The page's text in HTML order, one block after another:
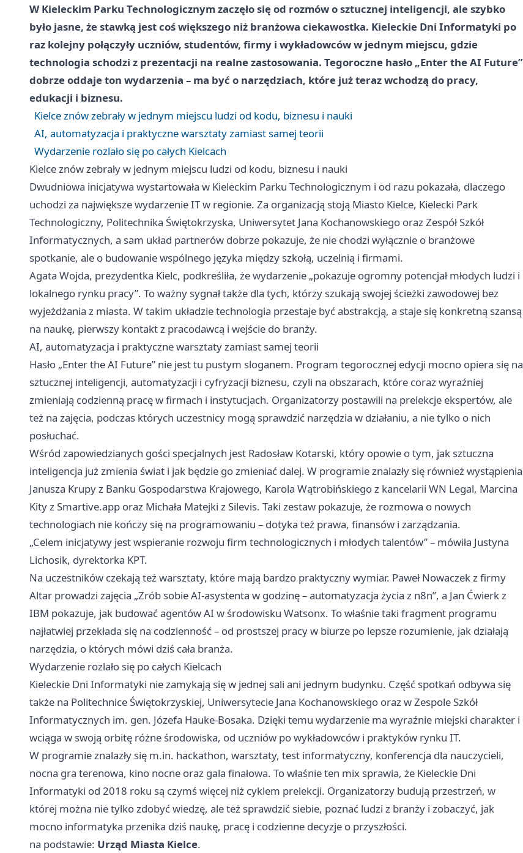
W Kieleckim Parku Technologicznym zaczęło się od rozmów o sztucznej inteligencji, ale szybko
było jasne, że stawką jest coś większego niż branżowa ciekawostka. Kieleckie Dni Informatyki po
raz kolejny połączyły uczniów, studentów, firmy i wykładowców w jednym miejscu, gdzie
technologia schodzi z prezentacji na realne zastosowania. Tegoroczne hasło „Enter the AI Future”
dobrze oddaje ton wydarzenia – ma być o narzędziach, które już teraz wchodzą do pracy,
edukacji i biznesu.
Kielce znów zebrały w jednym miejscu ludzi od kodu, biznesu i nauki
AI, automatyzacja i praktyczne warsztaty zamiast samej teorii
Wydarzenie rozlało się po całych Kielcach
Kielce znów zebrały w jednym miejscu ludzi od kodu, biznesu i nauki
Dwudniowa inicjatywa wystartowała w Kieleckim Parku Technologicznym i od razu pokazała, dlaczego
uchodzi za największe wydarzenie IT w regionie. Za organizacją stoją Miasto Kielce, Kielecki Park
Technologiczny, Politechnika Świętokrzyska, Uniwersytet Jana Kochanowskiego oraz Zespół Szkół
Informatycznych, a sam układ partnerów dobrze pokazuje, że nie chodzi wyłącznie o branżowe
spotkanie, ale o budowanie wspólnego języka między szkołą, uczelnią i firmami.
Agata Wojda, prezydentka Kielc, podkreśliła, że wydarzenie „pokazuje ogromny potencjał młodych ludzi i
lokalnego rynku pracy”. To ważny sygnał także dla tych, którzy szukają swojej ścieżki zawodowej bez
wyjeżdżania z miasta. W takim układzie technologia przestaje być abstrakcją, a staje się konkretną szansą
na naukę, pierwszy kontakt z pracodawcą i wejście do branży.
AI, automatyzacja i praktyczne warsztaty zamiast samej teorii
Hasło „Enter the AI Future” nie jest tu pustym sloganem. Program tegorocznej edycji mocno opiera się na
sztucznej inteligencji, automatyzacji i cyfryzacji biznesu, czyli na obszarach, które coraz wyraźniej
zmieniają codzienną pracę w firmach i instytucjach. Organizatorzy postawili na prelekcje ekspertów, ale
też na zajęcia, podczas których uczestnicy mogą sprawdzić narzędzia w działaniu, a nie tylko o nich
posłuchać.
Wśród zapowiedzianych gości specjalnych jest Radosław Kotarski, który opowie o tym, jak sztuczna
inteligencja już zmienia świat i jak będzie go zmieniać dalej. W programie znalazły się również wystąpienia
Janusza Krupy z Banku Gospodarstwa Krajowego, Karola Wątrobińskiego z kancelarii WN Legal, Marcina
Kity z Smartive.app oraz Michała Matejki z Silevis. Taki zestaw pokazuje, że rozmowa o nowych
technologiach nie kończy się na programowaniu – dotyka też prawa, finansów i zarządzania.
„Celem inicjatywy jest wspieranie rozwoju firm technologicznych i młodych talentów” – mówiła Justyna
Lichosik, dyrektorka KPT.
Na uczestników czekają też warsztaty, które mają bardzo praktyczny wymiar. Paweł Nowaczek z firmy
Altar prowadzi zajęcia „Zrób sobie AI-asystenta w godzinę – automatyzacja życia z n8n”, a Jan Ćwierk z
IBM pokazuje, jak budować agentów AI w środowisku Watsonx. To właśnie taki fragment programu
najłatwiej przekłada się na codzienność – od prostszej pracy w biurze po lepsze rozumienie, jak działają
narzędzia, o których mówi dziś cała branża.
Wydarzenie rozlało się po całych Kielcach
Kieleckie Dni Informatyki nie zamykają się w jednej sali ani jednym budynku. Część spotkań odbywa się
także na Politechnice Świętokrzyskiej, Uniwersytecie Jana Kochanowskiego oraz w Zespole Szkół
Informatycznych im. gen. Józefa Hauke-Bosaka. Dzięki temu wydarzenie ma wyraźnie miejski charakter i
wciąga w swoją orbitę różne środowiska, od uczniów po wykładowców i praktyków rynku IT.
W programie znalazły się m.in. hackathon, warsztaty, test informatyczny, konferencja dla nauczycieli,
nocna gra terenowa, kino nocne oraz gala finałowa. To właśnie ten mix sprawia, że Kieleckie Dni
Informatyki od 2018 roku są czymś więcej niż cyklem prelekcji. Organizatorzy budują przestrzeń, w
której można nie tylko zdobyć wiedzę, ale też sprawdzić siebie, poznać ludzi z branży i zobaczyć, jak
mocno informatyka przenika dziś naukę, pracę i codzienne decyzje o przyszłości.
na podstawie: Urząd Miasta Kielce.